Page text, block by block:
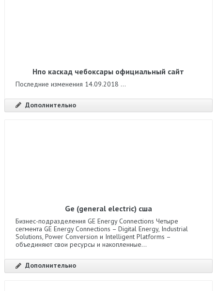
Нпо каскад чебоксары официальный сайт
Последние изменения 14.09.2018 ...
Дополнительно
Ge (general electric) сша
Бизнес-подразделения GE Energy Connections Четыре
сегмента GE Energy Connections – Digital Energy, Industrial
Solutions, Power Conversion и Intelligent Platforms –
объединяют свои ресурсы и накопленные...
Дополнительно